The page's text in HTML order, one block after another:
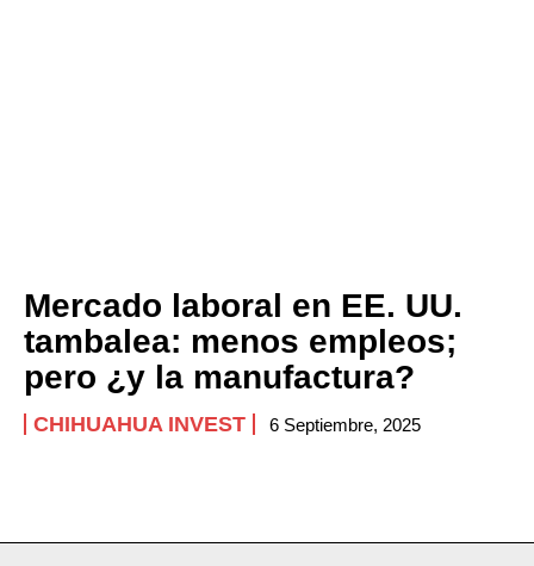
Mercado laboral en EE. UU.
tambalea: menos empleos;
pero ¿y la manufactura?
CHIHUAHUA INVEST 6 Septiembre, 2025